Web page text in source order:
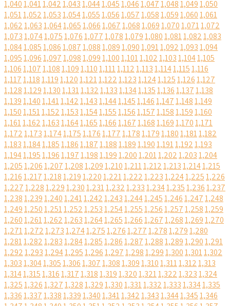
1,0401,0411,0421,0431,0441,0451,0461,0471,0481,0491,050
1,0511,0521,0531,0541,0551,0561,0571,0581,0591,0601,061
1,0621,0631,0641,0651,0661,0671,0681,0691,0701,0711,072
1,0731,0741,0751,0761,0771,0781,0791,0801,0811,0821,083
1,0841,0851,0861,0871,0881,0891,0901,0911,0921,0931,094
1,0951,0961,0971,0981,0991,1001,1011,1021,1031,1041,105
1,1061,1071,1081,1091,1101,1111,1121,1131,1141,1151,116
1,1171,1181,1191,1201,1211,1221,1231,1241,1251,1261,127
1,1281,1291,1301,1311,1321,1331,1341,1351,1361,1371,138
1,1391,1401,1411,1421,1431,1441,1451,1461,1471,1481,149
1,1501,1511,1521,1531,1541,1551,1561,1571,1581,1591,160
1,1611,1621,1631,1641,1651,1661,1671,1681,1691,1701,171
1,1721,1731,1741,1751,1761,1771,1781,1791,1801,1811,182
1,1831,1841,1851,1861,1871,1881,1891,1901,1911,1921,193
1,1941,1951,1961,1971,1981,1991,2001,2011,2021,2031,204
1,2051,2061,2071,2081,2091,2101,2111,2121,2131,2141,215
1,2161,2171,2181,2191,2201,2211,2221,2231,2241,2251,226
1,2271,2281,2291,2301,2311,2321,2331,2341,2351,2361,237
1,2381,2391,2401,2411,2421,2431,2441,2451,2461,2471,248
1,2491,2501,2511,2521,2531,2541,2551,2561,2571,2581,259
1,2601,2611,2621,2631,2641,2651,2661,2671,2681,2691,270
1,2711,2721,2731,2741,2751,2761,2771,2781,2791,280
1,2811,2821,2831,2841,2851,2861,2871,2881,2891,2901,291
1,2921,2931,2941,2951,2961,2971,2981,2991,3001,3011,302
1,3031,3041,3051,3061,3071,3081,3091,3101,3111,3121,313
1,3141,3151,3161,3171,3181,3191,3201,3211,3221,3231,324
1,3251,3261,3271,3281,3291,3301,3311,3321,3331,3341,335
1,3361,3371,3381,3391,3401,3411,3421,3431,3441,3451,346